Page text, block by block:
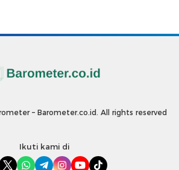
– Barometer.co.id. All rights reserved
Ikuti kami di